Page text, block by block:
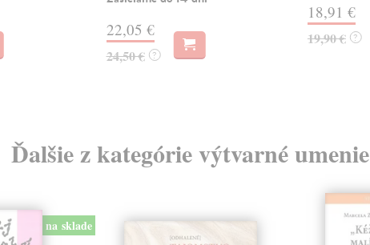
22,05 €
24,50 € ?
18,91 €
19,90 € ?
Ďalšie z kategórie výtvarné umenie
na sklade